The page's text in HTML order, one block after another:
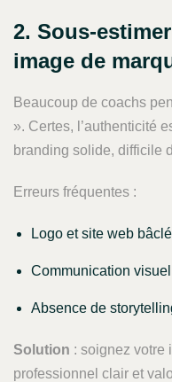
2. Sous-
image de
Beaucoup de coachs
». Certes, l’authenticité
branding solide, difficile
Erreurs fréquentes :
Logo et site web
Communication
Absence de
Solution : soignez votre
professionnel clair et